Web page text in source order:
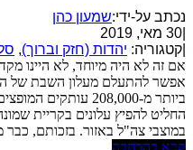
נכתב על-ידי:שמעון כהן
30 מאי, 2019
קטגוריה: יהדות (חזק וברוך),
אם זה לא היה מיוחד, לא היינו
אפשר להתעלם מעלון השבת של
ביותר מ-208,000
החליט להפיץ עלונים בקריית
במוצבי צה"ל באזור. בזכותם, כבר